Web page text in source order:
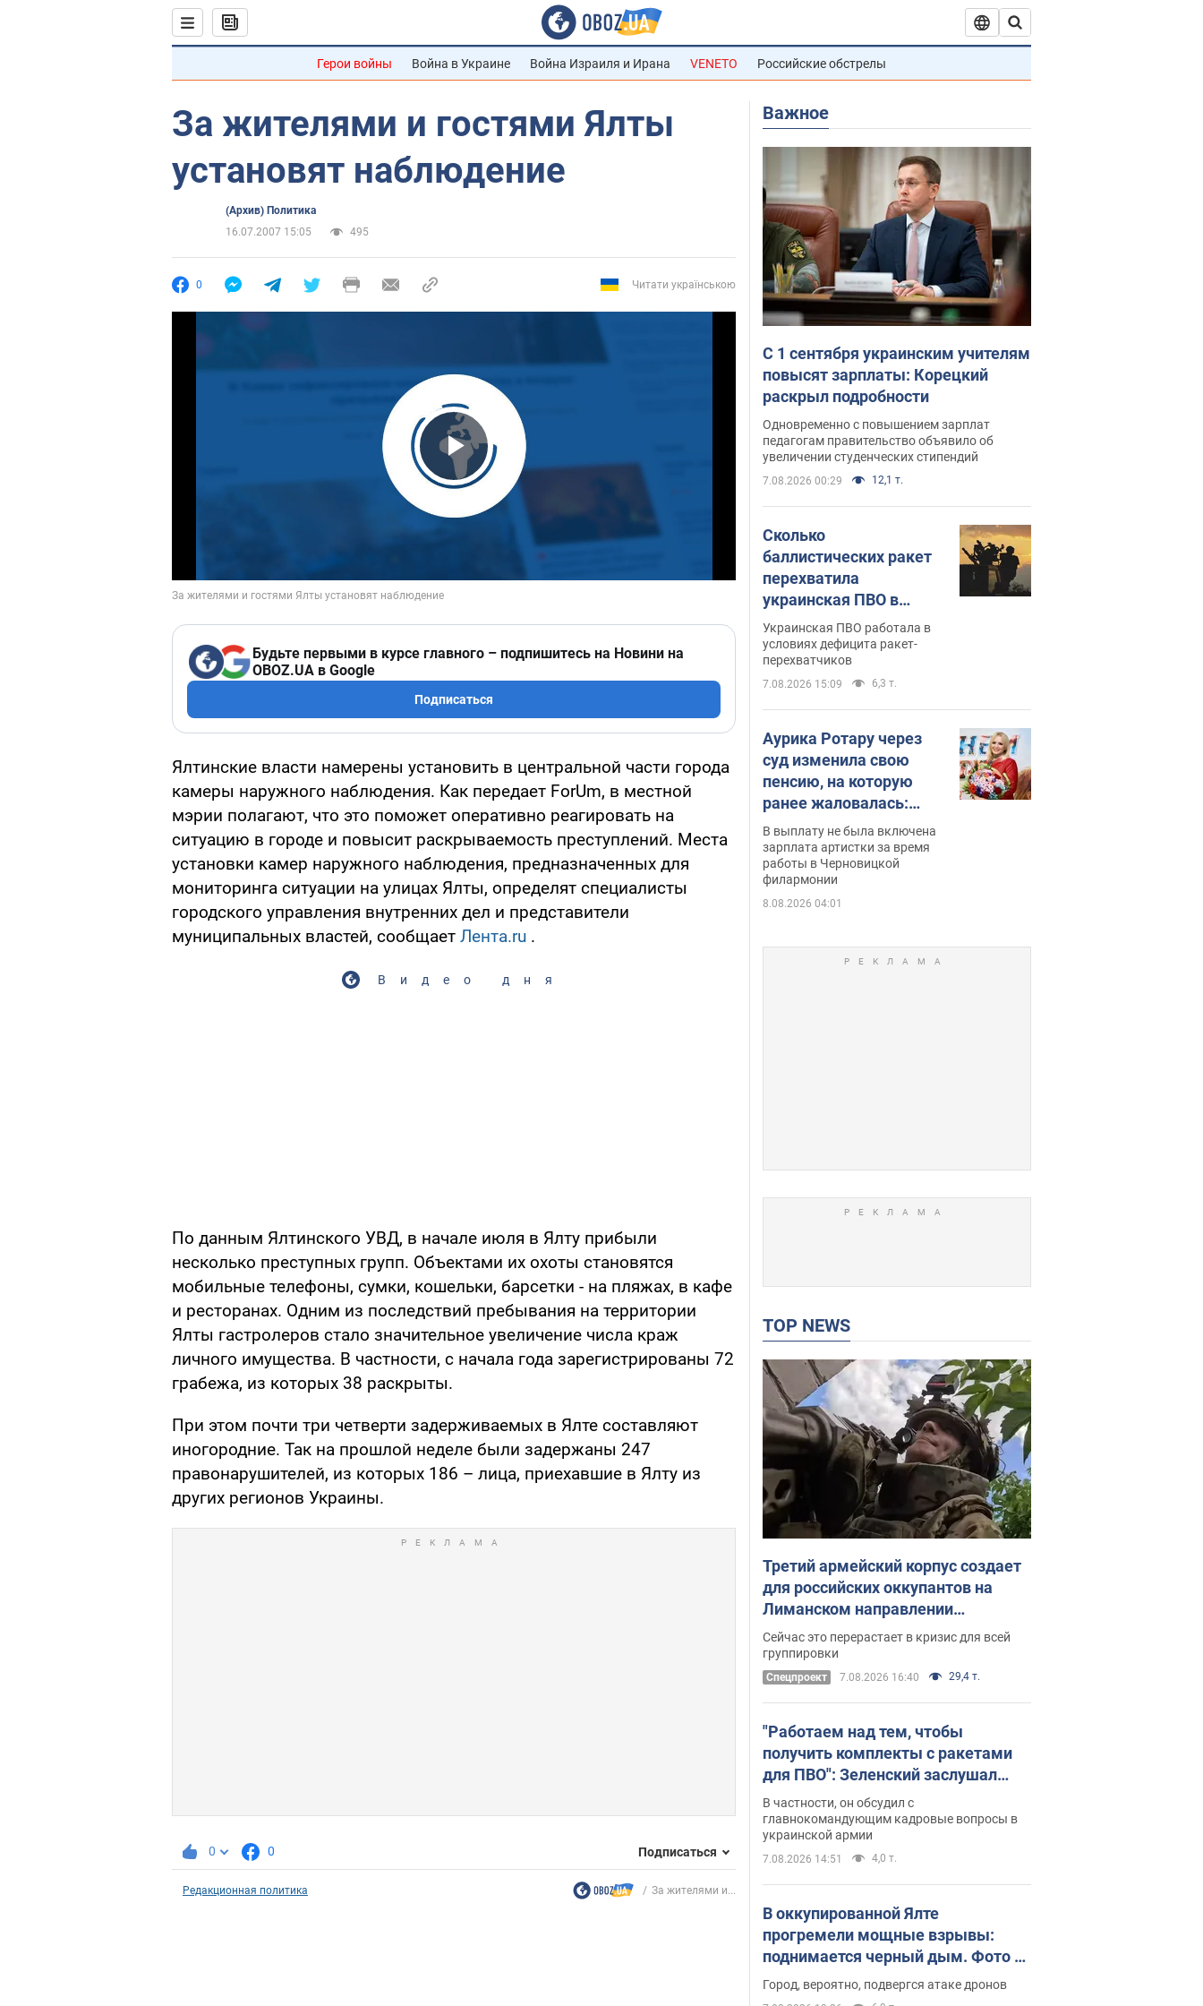
Герои войны Война в Украине Война Израиля и Ирана VENETO Российские обстрелы
За жителями и гостями Ялты
установят наблюдение
(Архив) Политика
16.07.2007 15:05
495
0 Читати українською
Play Video
Будьте первыми в курсе главного – подпишитесь на Новини на
OBOZ.UA в Google
Подписаться
Ялтинские власти намерены установить в центральной части города
камеры наружного наблюдения. Как передает ForUm, в местной
мэрии полагают, что это поможет оперативно реагировать на
ситуацию в городе и повысит раскрываемость преступлений. Места
установки камер наружного наблюдения, предназначенных для
мониторинга ситуации на улицах Ялты, определят специалисты
городского управления внутренних дел и представители
муниципальных властей, сообщает Лента.ru .
Видео дня
По данным Ялтинского УВД, в начале июля в Ялту прибыли
несколько преступных групп. Объектами их охоты становятся
мобильные телефоны, сумки, кошельки, барсетки - на пляжах, в кафе
и ресторанах. Одним из последствий пребывания на территории
Ялты гастролеров стало значительное увеличение числа краж
личного имущества. В частности, с начала года зарегистрированы 72
грабежа, из которых 38 раскрыты.
При этом почти три четверти задерживаемых в Ялте составляют
иногородние. Так на прошлой неделе были задержаны 247
правонарушителей, из которых 186 – лица, приехавшие в Ялту из
других регионов Украины.
0 0 Подписаться
Редакционная политика За жителями и...
Важное
С 1 сентября украинским учителям
повысят зарплаты: Корецкий
раскрыл подробности
Одновременно с повышением зарплат
педагогам правительство объявило об
увеличении студенческих стипендий
7.08.2026 00:29 12,1 т.
Сколько
баллистических ракет
перехватила
украинская ПВО в
июле: в Минобороны
назвали цифру
Украинская ПВО работала в
условиях дефицита ракет-
перехватчиков
7.08.2026 15:09 6,3 т.
Аурика Ротару через
суд изменила свою
пенсию, на которую
ранее жаловалась:
сколько получала
певица
В выплату не была включена
зарплата артистки за время
работы в Черновицкой
филармонии
8.08.2026 04:01
TOP NEWS
Третий армейский корпус создает
для российских оккупантов на
Лиманском направлении
критический дискомфорт: как это
удалось
Сейчас это перерастает в кризис для всей
группировки
Спецпроект 7.08.2026 16:40 29,4 т.
"Работаем над тем, чтобы
получить комплекты с ракетами
для ПВО": Зеленский заслушал
доклад Драпатого и объявил о
новых мерах
В частности, он обсудил с
главнокомандующим кадровые вопросы в
украинской армии
7.08.2026 14:51 4,0 т.
В оккупированной Ялте
прогремели мощные взрывы:
поднимается черный дым. Фото и
видео
Город, вероятно, подвергся атаке дронов